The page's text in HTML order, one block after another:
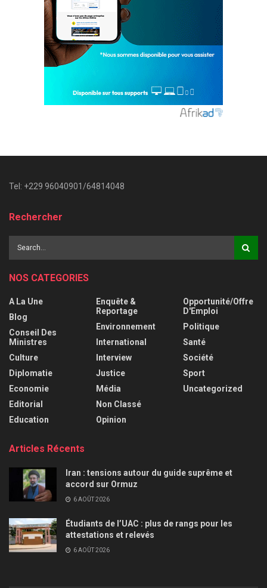
Tel: +229 96040901/64814048
Rechercher
NOS CATEGORIES
A La Une
Blog
Conseil Des
Ministres
Culture
Diplomatie
Economie
Editorial
Education
Enquête &
Reportage
Environnement
International
Interview
Justice
Média
Non Classé
Opinion
Opportunité/Offre
D'Emploi
Politique
Santé
Société
Sport
Uncategorized
Articles Récents
Iran : tensions autour du guide suprême et
accord sur Ormuz
6 AOÛT 2026
Étudiants de l’UAC : plus de rangs pour les
attestations et relevés
6 AOÛT 2026